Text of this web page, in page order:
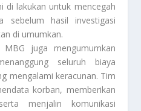
di lakukan untuk mencegah
sebelum hasil investigasi
di umumkan.
juga mengumumkan
seluruh biaya
mengalami keracunan. Tim
korban, memberikan
menjalin komunikasi